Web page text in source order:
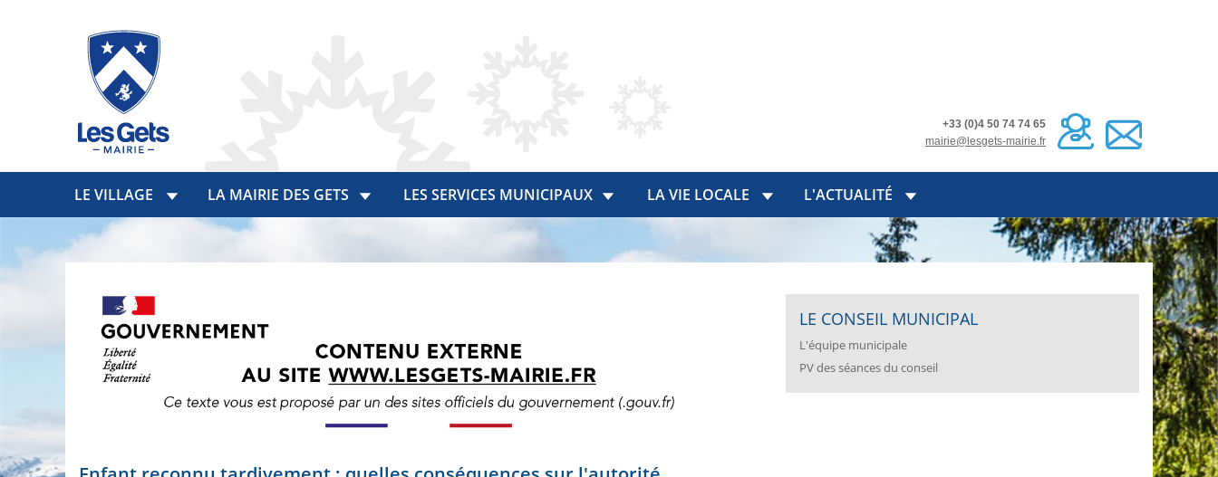
+33 (0)4 50 74 74 65
mairie@lesgets-mairie.fr
LE VILLAGE LA MAIRIE DES GETS LES SERVICES MUNICIPAUX LA VIE LOCALE L'ACTUALITÉ
LE CONSEIL MUNICIPAL
L'équipe municipale
PV des séances du conseil